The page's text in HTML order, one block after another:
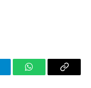
WhatsAppCopy